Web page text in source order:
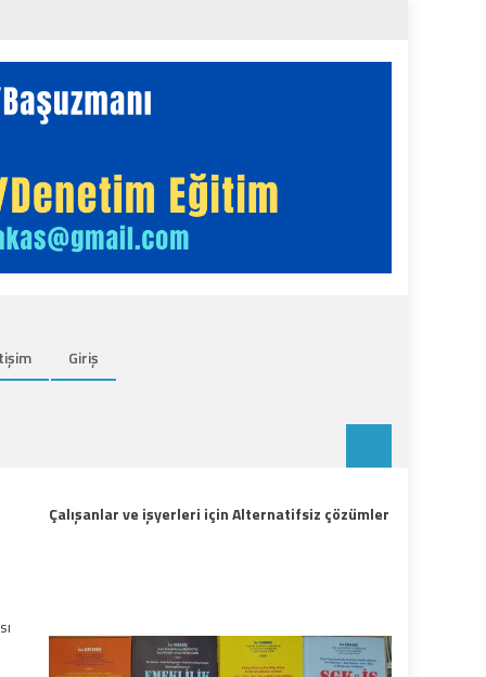
Giriş
Çalışanlar ve işyerleri için Alternatifsiz çözümler